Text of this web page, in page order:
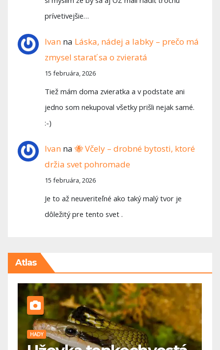
prívetivejšie…
Ivan na Láska, nádej a labky – prečo má
zmysel starať sa o zvieratá
15 februára, 2026
Tiež mám doma zvieratka a v podstate ani
jedno som nekupoval všetky prišli nejak samé.
:-)
Ivan na🐝 Včely – drobné bytosti, ktoré
držia svet pohromade
15 februára, 2026
Je to až neuveriteľné ako taký malý tvor je
dôležitý pre tento svet .
Atlas
PES